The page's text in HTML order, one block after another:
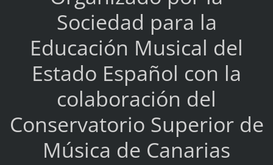
Sociedad para la
Educación Musical del
Estado Español con la
colaboración del
Conservatorio Superior de
Música de Canarias